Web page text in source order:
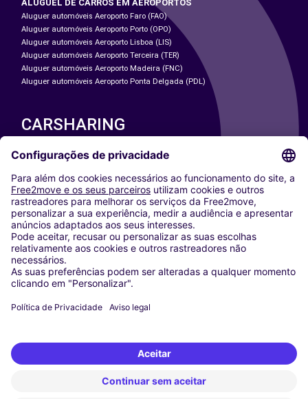
ALUGUEL DE CARROS EM AEROPORTOS
Aluguer automóveis Aeroporto Faro (FAO)
Aluguer automóveis Aeroporto Porto (OPO)
Aluguer automóveis Aeroporto Lisboa (LIS)
Aluguer automóveis Aeroporto Terceira (TER)
Aluguer automóveis Aeroporto Madeira (FNC)
Aluguer automóveis Aeroporto Ponta Delgada (PDL)
CARSHARING
NOSSAS CIDADES
Washington DC
Milan
Rome
Turin
Vienna
Berlin
Cologne
Dusseldorf
Frankfurt
Munich